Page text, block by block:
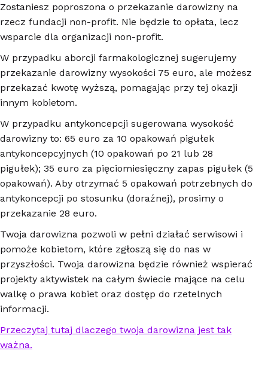
Zostaniesz poproszona o przekazanie darowizny na
rzecz fundacji non-profit. Nie będzie to opłata, lecz
wsparcie dla organizacji non-profit.
W przypadku aborcji farmakologicznej sugerujemy
przekazanie darowizny wysokości 75 euro, ale możesz
przekazać kwotę wyższą, pomagając przy tej okazji
innym kobietom.
W przypadku antykoncepcji sugerowana wysokość
darowizny to: 65 euro za 10 opakowań pigułek
antykoncepcyjnych (10 opakowań po 21 lub 28
pigułek); 35 euro za pięciomiesięczny zapas pigułek (5
opakowań). Aby otrzymać 5 opakowań potrzebnych do
antykoncepcji po stosunku (doraźnej), prosimy o
przekazanie 28 euro.
Twoja darowizna pozwoli w pełni działać serwisowi i
pomoże kobietom, które zgłoszą się do nas w
przyszłości. Twoja darowizna będzie również wspierać
projekty aktywistek na całym świecie mające na celu
walkę o prawa kobiet oraz dostęp do rzetelnych
informacji.
Przeczytaj tutaj dlaczego twoja darowizna jest tak
ważna.